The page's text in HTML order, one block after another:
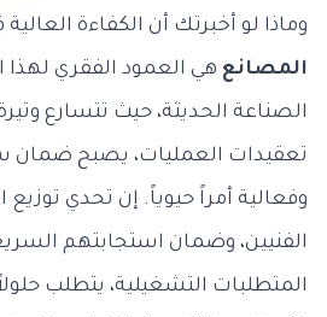
وماذا لو أخبرتك أن الكفاءة العالية
المصانع هي العمود الفقري لهذا
الصناعة الحديثة، حيث تتسارع
تعقيدات العمليات، يصبح ضمان
وفعالية أمراً حيوياً. إن تحدي توزيع
الفنيين، وضمان استجابتهم
المتطلبات التشغيلية، يتطلب